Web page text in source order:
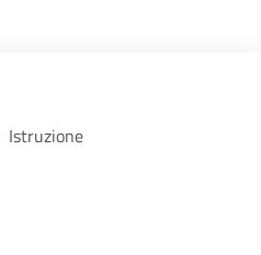
Istruzione